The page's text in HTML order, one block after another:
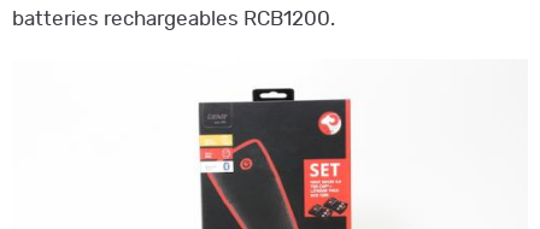
batteries rechargeables RCB1200.